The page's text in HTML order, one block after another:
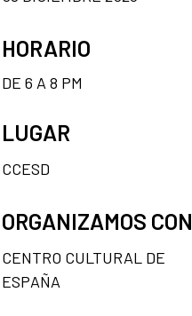
HORARIO
DE 6 A 8 PM
LUGAR
CCESD
ORGANIZAMOS CON
CENTRO CULTURAL DE
ESPAÑA